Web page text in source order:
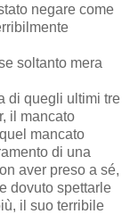
negare come
soltanto mera
di quegli ultimi tre
il mancato
mancato
di una
aver preso a sé,
dovuto spettarle
il suo terribile